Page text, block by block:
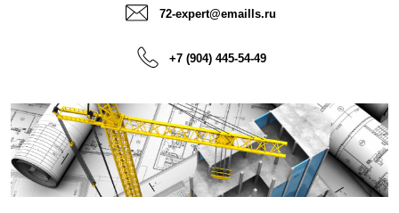
72-expert@emaills.ru
+7 (904) 445-54-49